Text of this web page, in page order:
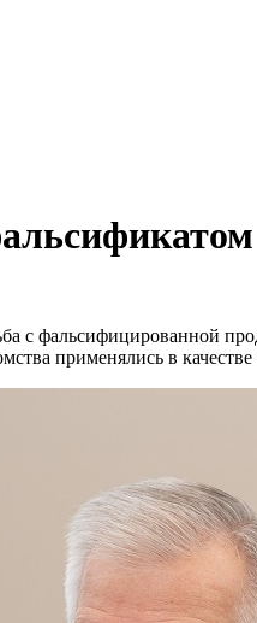
с фальсифицированной
применялись в качестве